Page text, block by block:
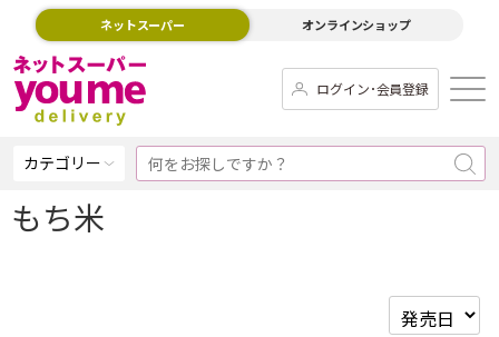
ネットスーパー オンラインショップ
ログイン･会員登録
カテゴリー
もち米